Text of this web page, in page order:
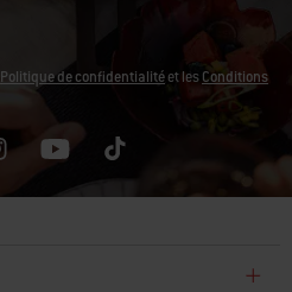
Politique de confidentialitéet les Conditions